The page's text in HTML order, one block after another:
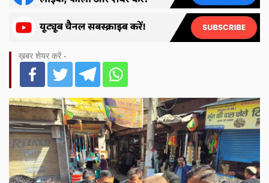
ख़बर शेयर करें -